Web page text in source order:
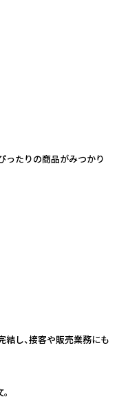
ったりの商品がみつかり
し、接客や販売業務にも